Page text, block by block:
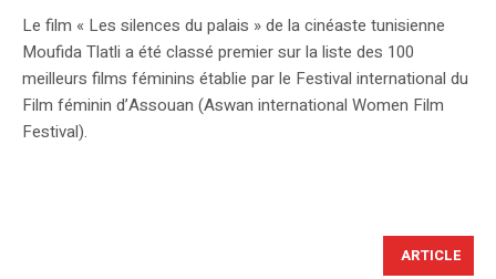
Le film « Les silences du palais » de la cinéaste tunisienne
Moufida Tlatli a été classé premier sur la liste des 100
meilleurs films féminins établie par le Festival international du
Film féminin d’Assouan (Aswan international Women Film
Festival).
ARTICLE